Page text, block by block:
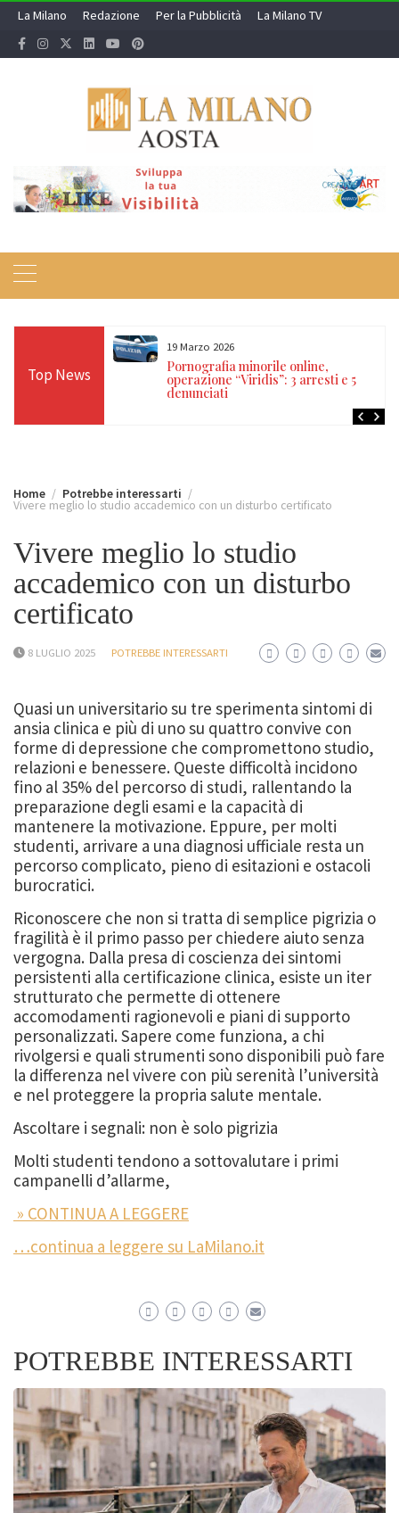
Skip
content
La Milano Redazione Per la Pubblicità La Milano TV
Top News
ore sulle Alpi:
Cervino e
19 Marzo 2026
Pornografia minorile online,
operazione “Viridis”: 3 arresti e 5
denunciati
Home Potrebbe interessarti
Vivere meglio lo studio accademico con un disturbo certificato
Vivere meglio lo studio
accademico con un disturbo
certificato
8 LUGLIO 2025 POTREBBE INTERESSARTI
Quasi un universitario su tre sperimenta sintomi di
ansia clinica e più di uno su quattro convive con
forme di depressione che compromettono studio,
relazioni e benessere. Queste difficoltà incidono
fino al 35% del percorso di studi, rallentando la
preparazione degli esami e la capacità di
mantenere la motivazione. Eppure, per molti
studenti, arrivare a una diagnosi ufficiale resta un
percorso complicato, pieno di esitazioni e ostacoli
burocratici.
Riconoscere che non si tratta di semplice pigrizia o
fragilità è il primo passo per chiedere aiuto senza
vergogna. Dalla presa di coscienza dei sintomi
persistenti alla certificazione clinica, esiste un iter
strutturato che permette di ottenere
accomodamenti ragionevoli e piani di supporto
personalizzati. Sapere come funziona, a chi
rivolgersi e quali strumenti sono disponibili può fare
la differenza nel vivere con più serenità l’università
e nel proteggere la propria salute mentale.
Ascoltare i segnali: non è solo pigrizia
Molti studenti tendono a sottovalutare i primi
campanelli d’allarme,
» CONTINUA A LEGGERE
…continua a leggere su LaMilano.it
POTREBBE INTERESSARTI